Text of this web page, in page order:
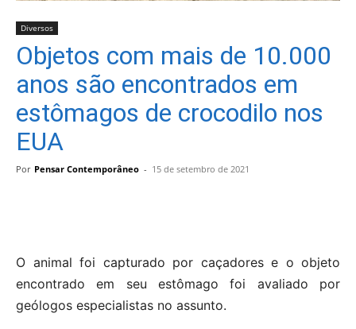
Diversos
Objetos com mais de 10.000
anos são encontrados em
estômagos de crocodilo nos
EUA
Por Pensar Contemporâneo - 15 de setembro de 2021
O animal foi capturado por caçadores e o objeto
encontrado em seu estômago foi avaliado por
geólogos especialistas no assunto.